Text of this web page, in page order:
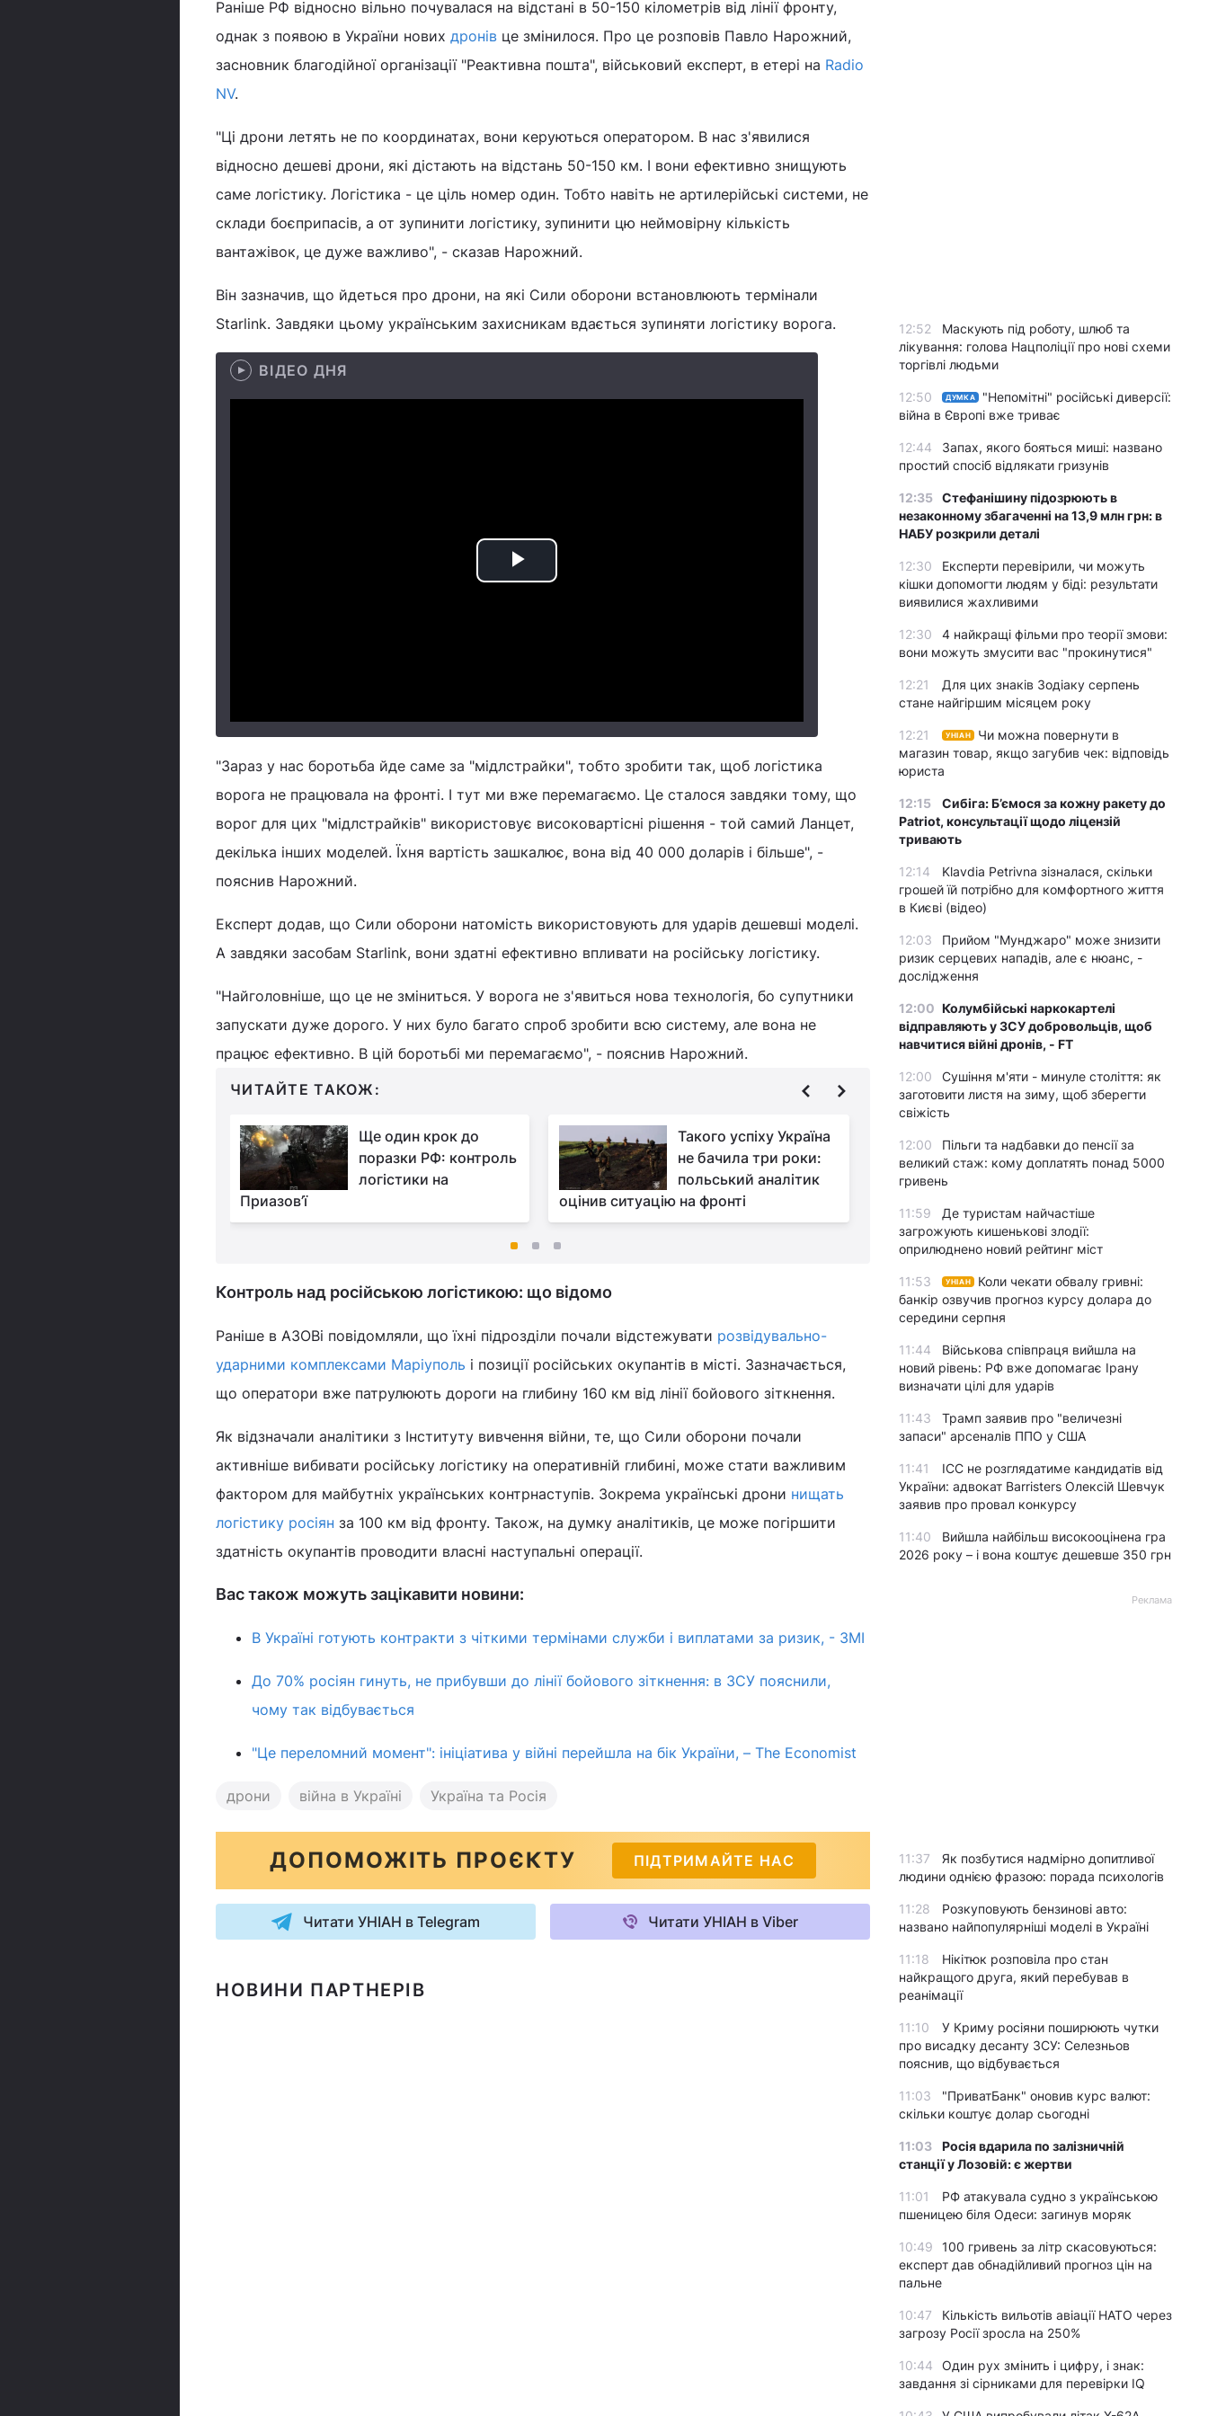
Раніше РФ відносно вільно почувалася на відстані в 50-150 кілометрів від лінії фронту,
однак з появою в України нових дронів це змінилося. Про це розповів Павло Нарожний,
засновник благодійної організації "Реактивна пошта", військовий експерт, в етері на Radio
NV.
"Ці дрони летять не по координатах, вони керуються оператором. В нас з'явилися
відносно дешеві дрони, які дістають на відстань 50-150 км. І вони ефективно знищують
саме логістику. Логістика - це ціль номер один. Тобто навіть не артилерійські системи, не
склади боєприпасів, а от зупинити логістику, зупинити цю неймовірну кількість
вантажівок, це дуже важливо", - сказав Нарожний.
Він зазначив, що йдеться про дрони, на які Сили оборони встановлюють термінали
Starlink. Завдяки цьому українським захисникам вдається зупиняти логістику ворога.
ВІДЕО ДНЯ
Play
"Зараз у нас боротьба йде саме за "мідлстрайки", тобто зробити так, щоб логістика
ворога не працювала на фронті. І тут ми вже перемагаємо. Це сталося завдяки тому, що
ворог для цих "мідлстрайків" використовує високовартісні рішення - той самий Ланцет,
декілька інших моделей. Їхня вартість зашкалює, вона від 40 000 доларів і більше", -
пояснив Нарожний.
Експерт додав, що Сили оборони натомість використовують для ударів дешевші моделі.
А завдяки засобам Starlink, вони здатні ефективно впливати на російську логістику.
"Найголовніше, що це не зміниться. У ворога не з'явиться нова технологія, бо супутники
запускати дуже дорого. У них було багато спроб зробити всю систему, але вона не
працює ефективно. В цій боротьбі ми перемагаємо", - пояснив Нарожний.
ЧИТАЙТЕ ТАКОЖ:
Ще один крок до
поразки РФ: контроль
логістики на
Приазов’ї
Такого успіху Україна
не бачила три роки:
польський аналітик
оцінив ситуацію на фронті
Окупанти
просунулися в
Контроль над російською логістикою: що відомо
Раніше в АЗОВі повідомляли, що їхні підрозділи почали відстежувати розвідувально-
ударними комплексами Маріуполь і позиції російських окупантів в місті. Зазначається,
що оператори вже патрулюють дороги на глибину 160 км від лінії бойового зіткнення.
Як відзначали аналітики з Інституту вивчення війни, те, що Сили оборони почали
активніше вибивати російську логістику на оперативній глибині, може стати важливим
фактором для майбутніх українських контрнаступів. Зокрема українські дрони нищать
логістику росіян за 100 км від фронту. Також, на думку аналітиків, це може погіршити
здатність окупантів проводити власні наступальні операції.
Вас також можуть зацікавити новини:
В Україні готують контракти з чіткими термінами служби і виплатами за ризик, - ЗМІ
До 70% росіян гинуть, не прибувши до лінії бойового зіткнення: в ЗСУ пояснили,
чому так відбувається
"Це переломний момент": ініціатива у війні перейшла на бік України, – The Economist
дрони війна в Україні Україна та Росія
ДОПОМОЖІТЬ ПРОЄКТУ ПІДТРИМАЙТЕ НАС
Читати УНІАН в Telegram Читати УНІАН в Viber
НОВИНИ ПАРТНЕРІВ
12:52
Маскують під роботу, шлюб та
лікування: голова Нацполіції про нові схеми
торгівлі людьми
12:50 ДУМКА
"Непомітні" російські диверсії:
війна в Європі вже триває
12:44
Запах, якого бояться миші: названо
простий спосіб відлякати гризунів
12:35 Стефанішину підозрюють в
незаконному збагаченні на 13,9 млн грн: в
НАБУ розкрили деталі
12:30
Експерти перевірили, чи можуть
кішки допомогти людям у біді: результати
виявилися жахливими
12:30
4 найкращі фільми про теорії змови:
вони можуть змусити вас "прокинутися"
12:21
Для цих знаків Зодіаку серпень
стане найгіршим місяцем року
12:21 УНІАН
Чи можна повернути в
магазин товар, якщо загубив чек: відповідь
юриста
12:15
Сибіга: Б’ємося за кожну ракету до
Patriot, консультації щодо ліцензій
тривають
12:14
Klavdia Petrivna зізналася, скільки
грошей їй потрібно для комфортного життя
в Києві (відео)
12:03
Прийом "Мунджаро" може знизити
ризик серцевих нападів, але є нюанс, -
дослідження
12:00 Колумбійські наркокартелі
відправляють у ЗСУ добровольців, щоб
навчитися війні дронів, - FT
12:00
Сушіння м'яти - минуле століття: як
заготовити листя на зиму, щоб зберегти
свіжість
12:00
Пільги та надбавки до пенсії за
великий стаж: кому доплатять понад 5000
гривень
11:59
Де туристам найчастіше
загрожують кишенькові злодії:
оприлюднено новий рейтинг міст
11:53 УНІАН
Коли чекати обвалу гривні:
банкір озвучив прогноз курсу долара до
середини серпня
11:44
Військова співпраця вийшла на
новий рівень: РФ вже допомагає Ірану
визначати цілі для ударів
11:43
Трамп заявив про "величезні
запаси" арсеналів ППО у США
11:41
ICC не розглядатиме кандидатів від
України: адвокат Barristers Олексій Шевчук
заявив про провал конкурсу
11:40
Вийшла найбільш високооцінена гра
2026 року – і вона коштує дешевше 350 грн
Реклама
11:37
Як позбутися надмірно допитливої
людини однією фразою: порада психологів
11:28
Розкуповують бензинові авто:
названо найпопулярніші моделі в Україні
11:18
Нікітюк розповіла про стан
найкращого друга, який перебував в
реанімації
11:10
У Криму росіяни поширюють чутки
про висадку десанту ЗСУ: Селезньов
пояснив, що відбувається
11:03
"ПриватБанк" оновив курс валют:
скільки коштує долар сьогодні
11:03
Росія вдарила по залізничній
станції у Лозовій: є жертви
11:01
РФ атакувала судно з українською
пшеницею біля Одеси: загинув моряк
10:49
100 гривень за літр скасовуються:
експерт дав обнадійливий прогноз цін на
пальне
10:47
Кількість вильотів авіації НАТО через
загрозу Росії зросла на 250%
10:44
Один рух змінить і цифру, і знак:
завдання зі сірниками для перевірки IQ